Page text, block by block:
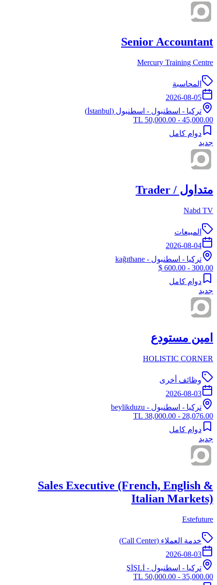
Senior Accountant
Mercury Training Centre
المحاسبة
2026-08-05
تركيا - اسطنبول - اسطنبول (İstanbul)
45,000.00 - 50,000.00 TL
دوام كامل
جديد
متداول / Trader
Nabd TV
المبيعات
2026-08-04
تركيا - اسطنبول - kağıthane
300.00 - 600.00 $
دوام كامل
جديد
امين مستودع
HOLISTIC CORNER
وظائف أخرى
2026-08-03
تركيا - اسطنبول - beylikduzu
28,076.00 - 38,000.00 TL
دوام كامل
جديد
Sales Executive (French, English &
Italian Markets)
Estefuture
خدمة العملاء (Call Center)
2026-08-03
تركيا - اسطنبول - ŞİŞLİ
35,000.00 - 50,000.00 TL